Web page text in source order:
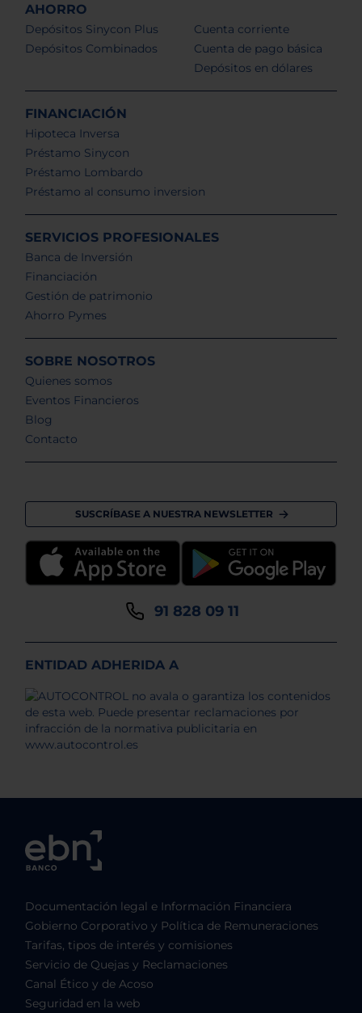
AHORRO
Depósitos Sinycon Plus
Depósitos Combinados
Cuenta corriente
Cuenta de pago básica
Depósitos en dólares
FINANCIACIÓN
Hipoteca Inversa
Préstamo Sinycon
Préstamo Lombardo
Préstamo al consumo inversion
SERVICIOS PROFESIONALES
Banca de Inversión
Financiación
Gestión de patrimonio
Ahorro Pymes
SOBRE NOSOTROS
Quienes somos
Eventos Financieros
Blog
Contacto
SUSCRÍBASE A NUESTRA NEWSLETTER
91 828 09 11
ENTIDAD ADHERIDA A
Documentación legal e Información Financiera
Gobierno Corporativo y Política de Remuneraciones
Tarifas, tipos de interés y comisiones
Servicio de Quejas y Reclamaciones
Canal Ético y de Acoso
Seguridad en la web